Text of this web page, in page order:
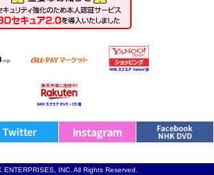
ENTERPRISES, INC. All Rights Reserved.